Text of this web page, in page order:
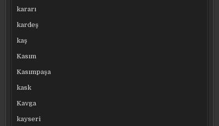
kararı
kardeş
kaş
Kasım
Kasımpaşa
kask
Kavga
kayseri